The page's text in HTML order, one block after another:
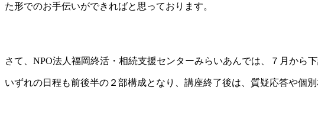
た形でのお手伝いができればと思っております。
さて、NPO法人福岡終活・相続支援センターみらいあんでは、７月から
いずれの日程も前後半の２部構成となり、講座終了後は、質疑応答や個